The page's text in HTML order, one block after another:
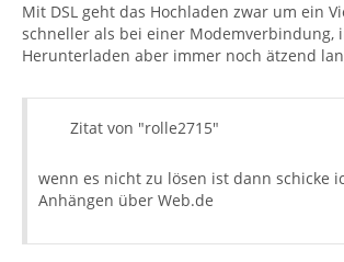
Mit DSL geht das Hochladen zwar um ein
schneller als bei einer Modemverbindung,
Herunterladen aber immer noch ätzend
Zitat von "rolle2715"
wenn es nicht zu lösen ist dann schicke
Anhängen über Web.de